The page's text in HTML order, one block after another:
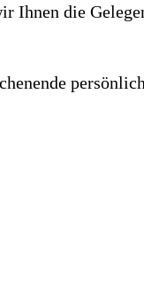
Ihnen die